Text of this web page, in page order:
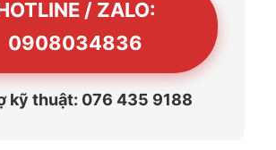
/ ZALO:
0908034836
kỹ thuật: 076 435 9188